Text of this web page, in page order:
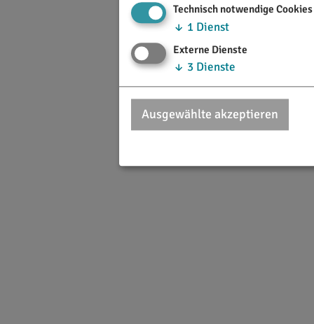
Technisch notwendige Cookies
↓ 1 Dienst
Externe Dienste
↓ 3 Dienste
Ausgewählte akzeptieren